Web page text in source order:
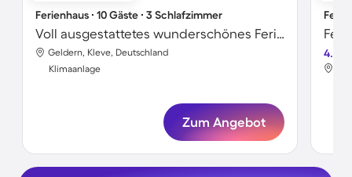
Ferienhaus ∙ 10 Gäste ∙ 3 Schlafzimmer
Voll ausgestattetes wunderschönes Ferienhaus mit Garten
Geldern, Kleve, Deutschland
Klimaanlage
Zum Angebot
4.5